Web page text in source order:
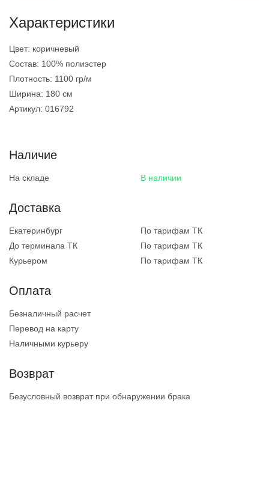
Характеристики
Цвет: коричневый
Состав: 100% полиэстер
Плотность: 1100 гр/м
Ширина: 180 см
Артикул: 016792
Наличие
На складе В наличии
Доставка
Екатеринбург
По тарифам ТК
До терминала ТК
По тарифам ТК
Курьером
По тарифам ТК
Оплата
Безналичный расчет
Перевод на карту
Наличными курьеру
Возврат
Безусловный возврат при обнаружении брака